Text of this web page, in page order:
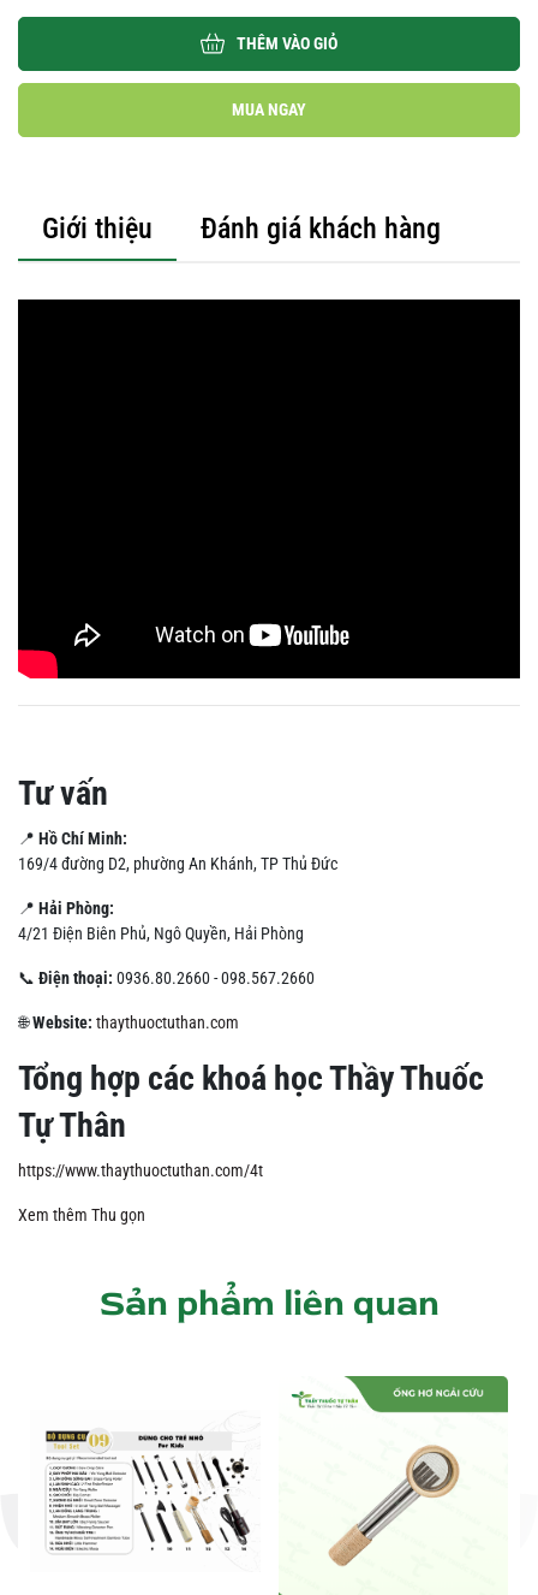
THÊM VÀO GIỎ
MUA NGAY
Giới thiệu Đánh giá khách hàng
Tư vấn
📍 Hồ Chí Minh:
169/4 đường D2, phường An Khánh, TP Thủ Đức
📍 Hải Phòng:
4/21 Điện Biên Phủ, Ngô Quyền, Hải Phòng
📞 Điện thoại: 0936.80.2660 - 098.567.2660
🌐Website: thaythuoctuthan.com
Tổng hợp các khoá học Thầy Thuốc
Tự Thân
https://www.thaythuoctuthan.com/4t
Xem thêm Thu gọn
Sản phẩm liên quan